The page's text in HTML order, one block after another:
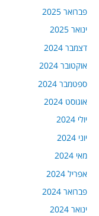
פברואר 2025
ינואר 2025
דצמבר 2024
אוקטובר 2024
ספטמבר 2024
אוגוסט 2024
יולי 2024
יוני 2024
מאי 2024
אפריל 2024
פברואר 2024
ינואר 2024